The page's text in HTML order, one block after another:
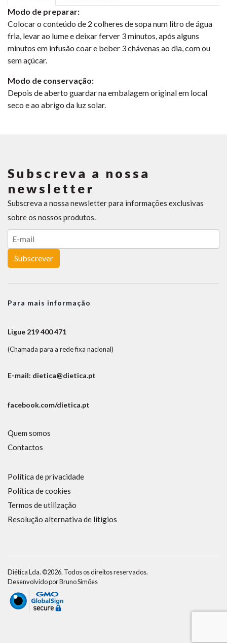
Modo de preparar:
Colocar o conteúdo de 2 colheres de sopa num litro de água
fria, levar ao lume e deixar ferver 3 minutos, após alguns
minutos em infusão coar e beber 3 chávenas ao dia, com ou
sem açúcar.
Modo de conservação:
Depois de aberto guardar na embalagem original em local
seco e ao abrigo da luz solar.
Subscreva a nossa
newsletter
Subscreva a nossa newsletter para informações exclusivas
sobre os nossos produtos.
Subscrever
Para mais informação
Ligue 219 400 471
(Chamada para a rede fixa nacional)
E-mail: dietica@dietica.pt
facebook.com/dietica.pt
Quem somos
Contactos
Política de privacidade
Política de cookies
Termos de utilização
Resolução alternativa de litígios
Diética Lda. ©2026. Todos os direitos reservados.
Desenvolvido porBruno Simões